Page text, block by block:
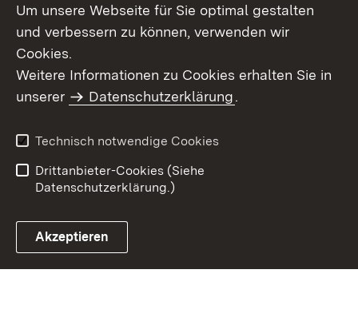
Um unsere Webseite für Sie optimal gestalten
und verbessern zu können, verwenden wir
Cookies.
Weitere Informationen zu Cookies erhalten Sie in
unserer
Datenschutzerklärung.
Technisch notwendige Cookies
Drittanbieter-Cookies (Siehe
Datenschutzerklärung.)
Akzeptieren